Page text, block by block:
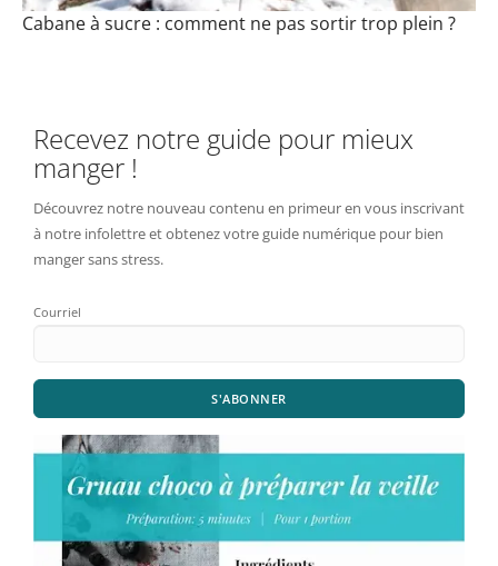
Cabane à sucre : comment ne pas sortir trop plein ?
Recevez notre guide pour mieux
manger !
Découvrez notre nouveau contenu en primeur en vous inscrivant
à notre infolettre et obtenez votre guide numérique pour bien
manger sans stress.
Courriel
S'ABONNER